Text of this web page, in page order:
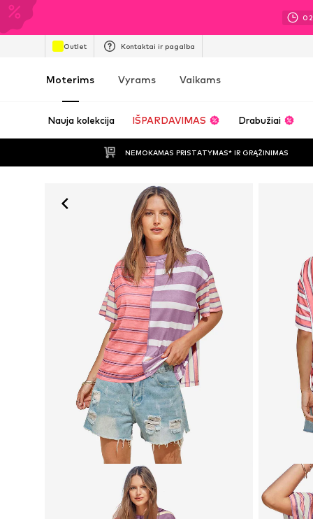
02
Outlet Kontaktai ir pagalba
Moterims Vyrams Vaikams
Nauja kolekcija IŠPARDAVIMAS Drabužiai
NEMOKAMAS PRISTATYMAS* IR GRĄŽINIMAS